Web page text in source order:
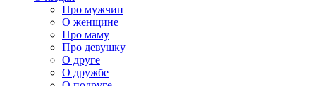
Про мужчин
О женщине
Про маму
Про девушку
О друге
О дружбе